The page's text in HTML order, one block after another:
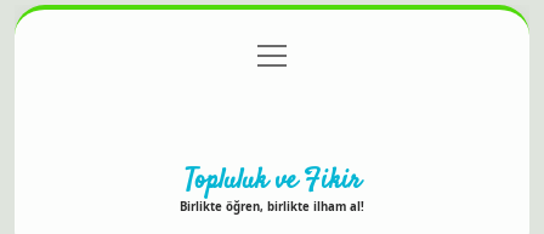
Gizlilik Politikası
menüyü
aç
Topluluk ve Fikir
Birlikte öğren, birlikte ilham al!